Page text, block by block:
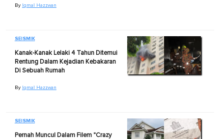
By Iqmal Hazzwan
SEISMIK
Kanak-Kanak Lelaki 4 Tahun Ditemui
Rentung Dalam Kejadian Kebakaran
Di Sebuah Rumah
By Iqmal Hazzwan
SEISMIK
Pernah Muncul Dalam Filem "Crazy